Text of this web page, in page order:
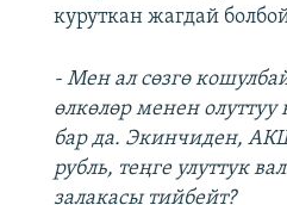
куруткан жагдай
- Мен ал сөзгө
өлкөлөр менен
бар да. Экинчиден,
рубль, теңге улуттук
залакасы тийбейт?